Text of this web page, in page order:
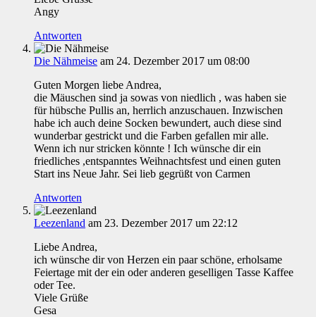
Angy
Antworten
Die Nähmeise am 24. Dezember 2017 um 08:00
Guten Morgen liebe Andrea,
die Mäuschen sind ja sowas von niedlich , was haben sie
für hübsche Pullis an, herrlich anzuschauen. Inzwischen
habe ich auch deine Socken bewundert, auch diese sind
wunderbar gestrickt und die Farben gefallen mir alle.
Wenn ich nur stricken könnte ! Ich wünsche dir ein
friedliches ,entspanntes Weihnachtsfest und einen guten
Start ins Neue Jahr. Sei lieb gegrüßt von Carmen
Antworten
Leezenland am 23. Dezember 2017 um 22:12
Liebe Andrea,
ich wünsche dir von Herzen ein paar schöne, erholsame
Feiertage mit der ein oder anderen geselligen Tasse Kaffee
oder Tee.
Viele Grüße
Gesa